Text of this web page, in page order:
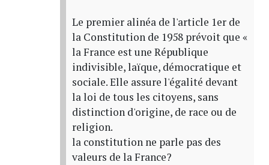
Le premier alinéa de l'article 1er de
la Constitution de 1958 prévoit que «
la France est une République
indivisible, laïque, démocratique et
sociale. Elle assure l'égalité devant
la loi de tous les citoyens, sans
distinction d'origine, de race ou de
religion.
la constitution ne parle pas des
valeurs de la France?